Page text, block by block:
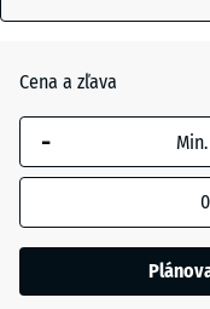
trávnik
Atlantik
Cena a zľava
-
0